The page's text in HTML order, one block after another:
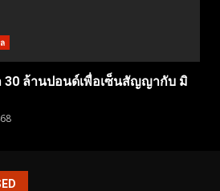
30 ล้านปอนด์เพื่อเซ็นสัญญากับ มิ